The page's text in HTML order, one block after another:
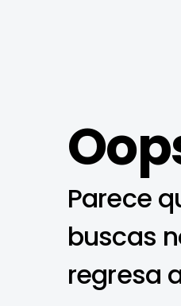
Parece
buscas
regresa